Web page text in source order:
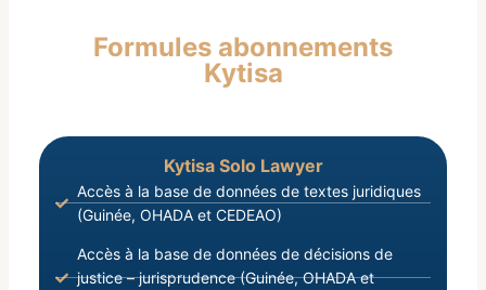
Formules abonnements
Kytisa
Kytisa Solo Lawyer
Accès à la base de données de textes juridiques
(Guinée, OHADA et CEDEAO)
Accès à la base de données de décisions de
justice – jurisprudence (Guinée, OHADA et